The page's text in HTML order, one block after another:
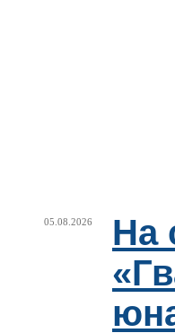
05.08.2026
На